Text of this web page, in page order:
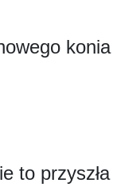
konia
to przyszła